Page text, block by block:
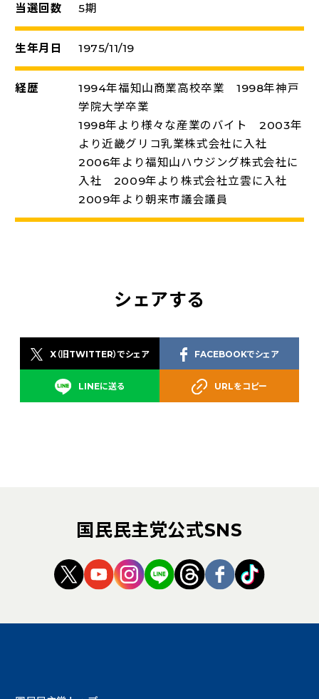
当選回数 5期
生年月日 1975/11/19
経歴
1994年福知山商業高校卒業 1998年神戸
学院大学卒業
1998年より様々な産業のバイト 2003年
より近畿グリコ乳業株式会社に入社
2006年より福知山ハウジング株式会社に
入社 2009年より株式会社立雲に入社
2009年より朝来市議会議員
シェアする
X（旧TWITTER）でシェア
LINEに送る
FACEBOOKでシェア
URLをコピー
国民民主党公式SNS
（新しいタブで開く）
（新しいタブで開く）
（新しいタブで開く）
（新しいタブで開く）
（新しいタブで開
（新しいタブ
（新しい